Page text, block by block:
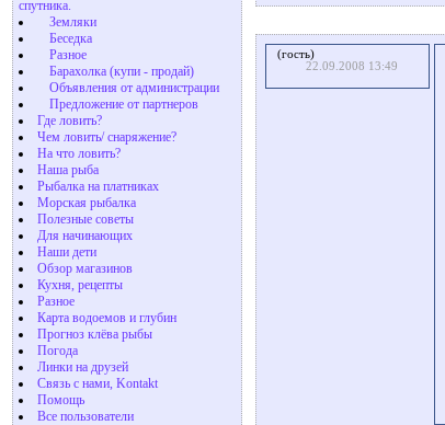
спутника.
Земляки
Беседка
Разное
Барахолка (купи - продай)
Объявления от администрации
Предложение от партнеров
Где ловить?
Чем ловить/ снаряжение?
На что ловить?
Наша рыба
Рыбалка на платниках
Морская рыбалка
Полезные советы
Для начинающих
Наши дети
Обзор магазинов
Кухня, рецепты
Разное
Карта водоемов и глубин
Прогноз клёва рыбы
Погода
Линки на друзей
Связь с нами, Kontakt
Помощь
Все пользователи
(гость)
22.09.2008 13:49